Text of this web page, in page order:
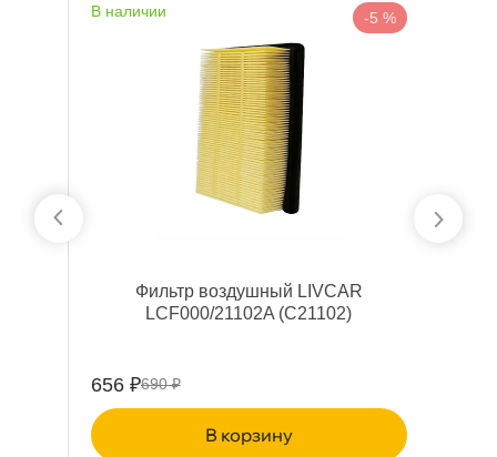
наличии -5 %
Фильтр воздушный LIVCAR
LCF000/21102A (C21102)
656 ₽690 ₽
корзину